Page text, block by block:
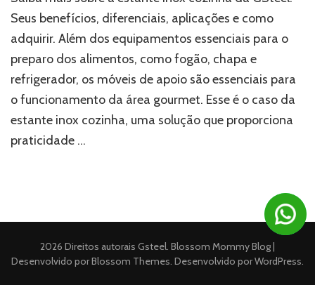
precisa
saber
sobre
estante
inox
cozinha
Seus benefícios, diferenciais, aplicações e como
adquirir. Além dos equipamentos essenciais para o
preparo dos alimentos, como fogão, chapa e
refrigerador, os móveis de apoio são essenciais para
o funcionamento da área gourmet. Esse é o caso da
estante inox cozinha, uma solução que proporciona
praticidade …
2026 Direitos autorais Gsteel. Blossom Mommy Blog |
Desenvolvido porBlossom Themes. Desenvolvido porWordPress.